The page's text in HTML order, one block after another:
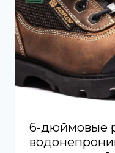
6-дюймовые